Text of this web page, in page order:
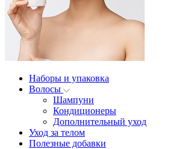
Наборы и упаковка
Волосы
Шампуни
Кондиционеры
Дополнительный уход
Уход за телом
Полезные добавки